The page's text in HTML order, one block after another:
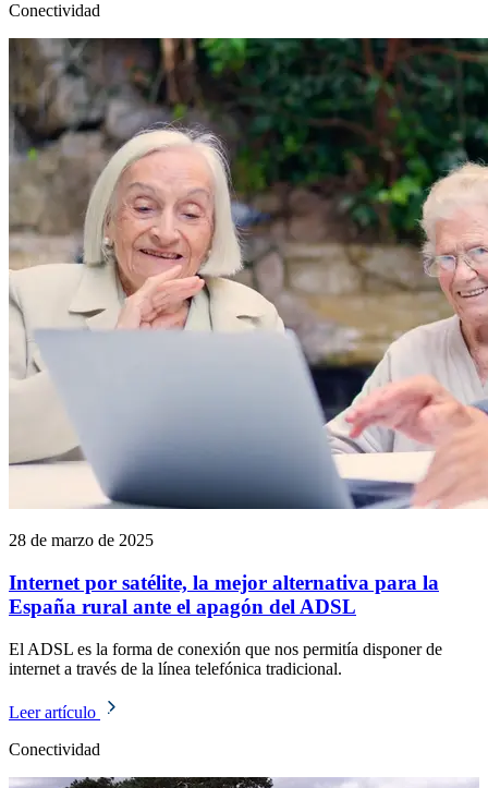
Conectividad
28 de marzo de 2025
Internet por satélite, la mejor alternativa para la
España rural ante el apagón del ADSL
El ADSL es la forma de conexión que nos permitía disponer de
internet a través de la línea telefónica tradicional.
Leer artículo
Conectividad